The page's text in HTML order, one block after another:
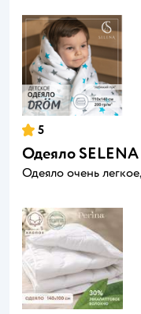
5
Одеяло SELENA
Одеяло очень